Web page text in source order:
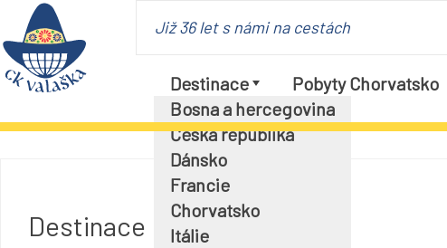
Již 36 let s námi na cestách
Destinace
Bosna a hercegovina
Česká republika
Dánsko
Francie
Chorvatsko
Itálie
Pobyty Chorvatsko
Destinace Německo